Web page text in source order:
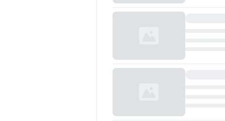
Chargement...
Chargement...